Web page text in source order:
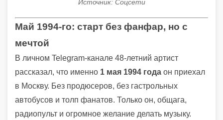
Источник: Соцсети
Май 1994-го: старт без фанфар, но с
мечтой
В личном Telegram-канале 48-летний артист
рассказал, что именно 1 мая 1994 года он приехал
в Москву. Без продюсеров, без гастрольных
автобусов и толп фанатов. Только он, общага,
радиопульт и огромное желание делать музыку.